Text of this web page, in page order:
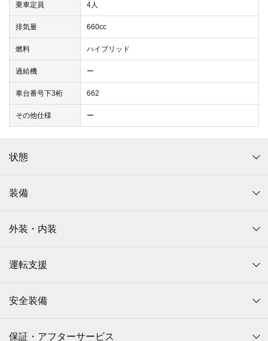
乗車定員 4人
排気量 660cc
燃料 ハイブリッド
過給機 ー
車台番号下3桁 662
その他仕様 ー
状態
装備
外装・内装
運転支援
安全装備
保証・アフターサービス